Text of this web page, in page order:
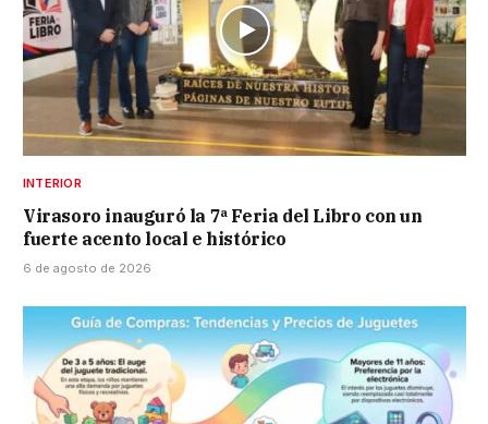
INTERIOR
Virasoro inauguró la 7ª Feria del Libro con un
fuerte acento local e histórico
6 de agosto de 2026